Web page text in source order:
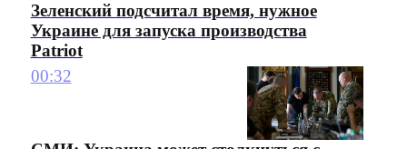
Зеленский подсчитал время, нужное
Украине для запуска производства
Patriot
00:32